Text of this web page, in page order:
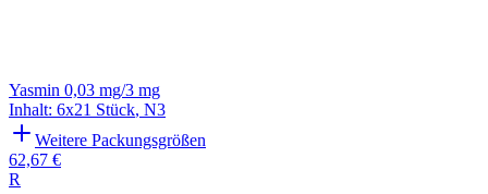
Yasmin 0,03 mg/3 mg
Inhalt: 6x21 Stück, N3
Weitere Packungsgrößen
62,67 €
R